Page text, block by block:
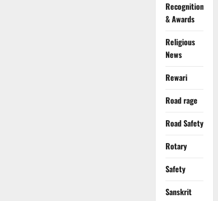
Recognition
& Awards
Religious
News
Rewari
Road rage
Road Safety
Rotary
Safety
Sanskrit